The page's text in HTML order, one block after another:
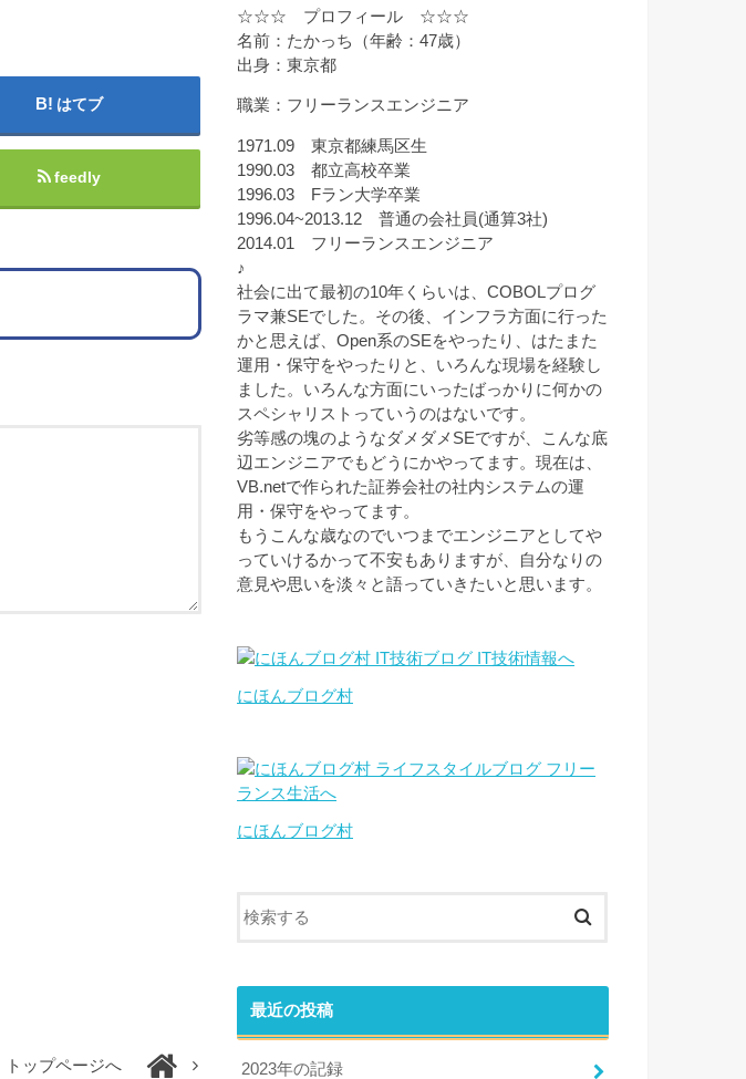
はてブ
feedly
トップページへ
☆☆☆ プロフィール ☆☆☆
名前：たかっち（年齢：47歳）
出身：東京都
職業：フリーランスエンジニア
1971.09 東京都練馬区生
1990.03 都立高校卒業
1996.03 Fラン大学卒業
1996.04~2013.12 普通の会社員(通算3社)
2014.01 フリーランスエンジニア
♪
社会に出て最初の10年くらいは、COBOLプログ
ラマ兼SEでした。その後、インフラ方面に行った
かと思えば、Open系のSEをやったり、はたまた
運用・保守をやったりと、いろんな現場を経験し
ました。いろんな方面にいったばっかりに何かの
スペシャリストっていうのはないです。
劣等感の塊のようなダメダメSEですが、こんな底
辺エンジニアでもどうにかやってます。現在は、
VB.netで作られた証券会社の社内システムの運
用・保守をやってます。
もうこんな歳なのでいつまでエンジニアとしてや
っていけるかって不安もありますが、自分なりの
意見や思いを淡々と語っていきたいと思います。
にほんブログ村
にほんブログ村
最近の投稿
2023年の記録